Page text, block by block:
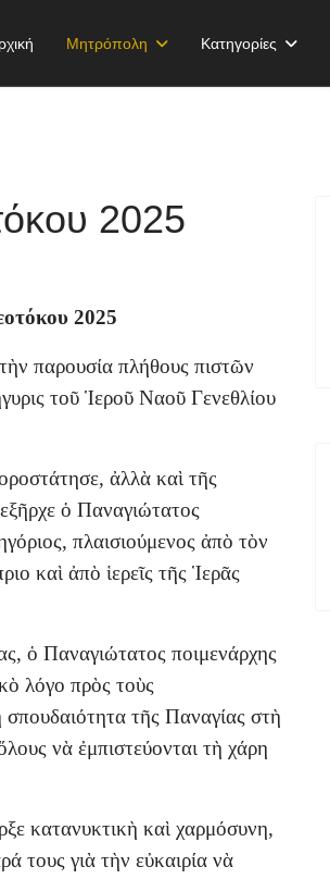
Μητρόπολη Κατηγορίες
2025
2025
παρουσία πλήθους πιστῶν
τοῦ Ἱεροῦ Ναοῦ Γενεθλίου
ἀλλὰ καὶ τῆς
ὁ Παναγιώτατος
πλαισιούμενος ἀπὸ τὸν
καὶ ἀπὸ ἱερεῖς τῆς Ἱερᾶς
ὁ Παναγιώτατος ποιμενάρχης
λόγο πρὸς τοὺς
τῆς Παναγίας στὴ
νὰ ἐμπιστεύονται τὴ χάρη
κατανυκτικὴ καὶ χαρμόσυνη,
τους γιὰ τὴν εὐκαιρία νὰ